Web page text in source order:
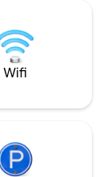
Wifi